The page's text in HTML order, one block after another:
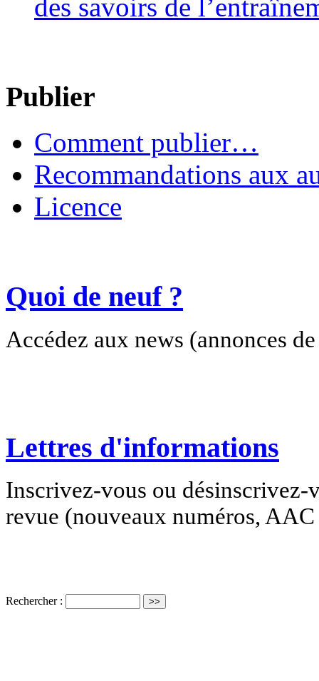
des savoirs de
Publier
Comment publier…
Recommandations aux
Licence
Quoi de neuf ?
Accédez aux news (annonces
Lettres d'informations
Inscrivez-vous ou
revue (nouveaux numéros,
Rechercher :